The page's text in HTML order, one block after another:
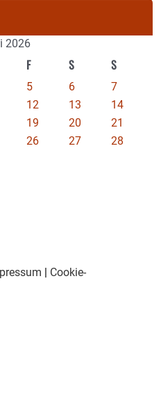
2026
F S S
5 6
7
12 13
14
19 20
21
26 27
28
| Cookie-